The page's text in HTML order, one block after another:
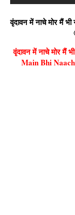
वृंदावन में नाचे मोर मैं
वृंदावन में नाचे मोर मैं
Main Bhi